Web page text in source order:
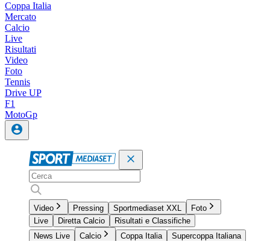
Coppa Italia
Mercato
Calcio
Live
Risultati
Video
Foto
Tennis
Drive UP
F1
MotoGp
Video Pressing Sportmediaset XXL
Foto
Live
Diretta Calcio
Risultati e Classifiche
News Live
Calcio Coppa Italia
Supercoppa Italiana